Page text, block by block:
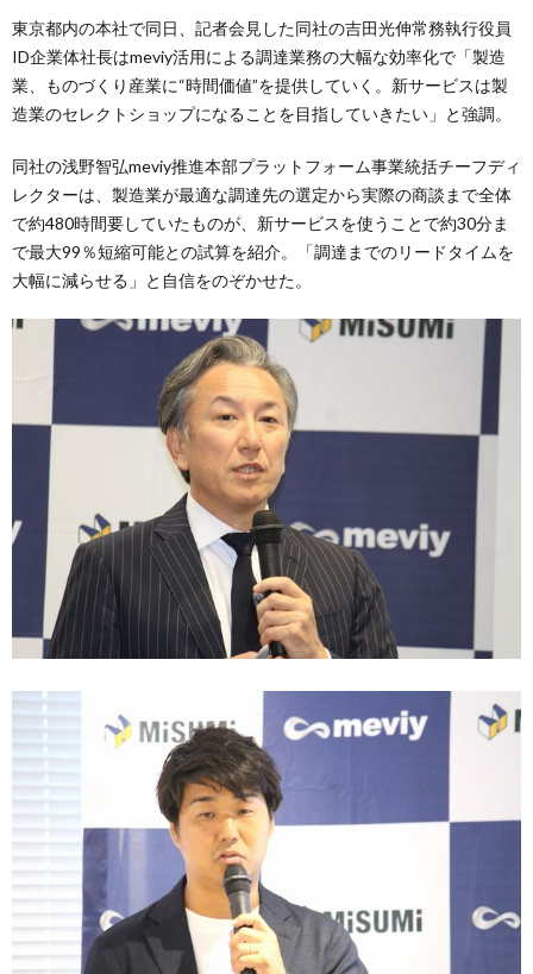
東京都内の本社で同日、記者会見した同社の吉田光伸常務執行役員
ID企業体社長はmeviy活用による調達業務の大幅な効率化で「製造
業、ものづくり産業に“時間価値”を提供していく。新サービスは製
造業のセレクトショップになることを目指していきたい」と強調。
同社の浅野智弘meviy推進本部プラットフォーム事業統括チーフディ
レクターは、製造業が最適な調達先の選定から実際の商談まで全体
で約480時間要していたものが、新サービスを使うことで約30分ま
で最大99％短縮可能との試算を紹介。「調達までのリードタイムを
大幅に減らせる」と自信をのぞかせた。